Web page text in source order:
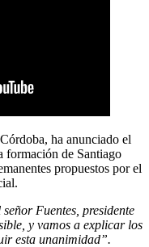
ha anunciado el
formación de Santiago
propuestos por el
Fuentes, presidente
y vamos a explicar los
esta unanimidad”.